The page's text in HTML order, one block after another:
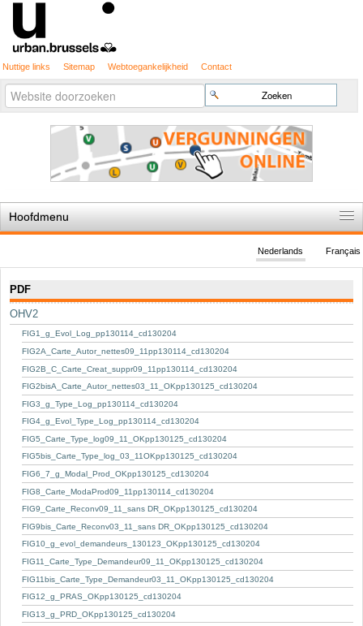
Nuttige links Sitemap Webtoegankelijkheid Contact
Zoek
Geavanceerd
zoeken...
Hoofdmenu
De spelregels
Stedenbouwkundige vergunning
Cartografie
Studies en publicaties
Sleutelwoorden
Stedenbouwkundige inlichtingen
Français
Nederlands
PDF
OHV2
FIG1_g_Evol_Log_pp130114_cd130204
FIG2A_Carte_Autor_nettes09_11pp130114_cd130204
FIG2B_C_Carte_Creat_suppr09_11pp130114_cd130204
FIG2bisA_Carte_Autor_nettes03_11_OKpp130125_cd130204
FIG3_g_Type_Log_pp130114_cd130204
FIG4_g_Evol_Type_Log_pp130114_cd130204
FIG5_Carte_Type_log09_11_OKpp130125_cd130204
FIG5bis_Carte_Type_log_03_11OKpp130125_cd130204
FIG6_7_g_Modal_Prod_OKpp130125_cd130204
FIG8_Carte_ModaProd09_11pp130114_cd130204
FIG9_Carte_Reconv09_11_sans DR_OKpp130125_cd130204
FIG9bis_Carte_Reconv03_11_sans DR_OKpp130125_cd130204
FIG10_g_evol_demandeurs_130123_OKpp130125_cd130204
FIG11_Carte_Type_Demandeur09_11_OKpp130125_cd130204
FIG11bis_Carte_Type_Demandeur03_11_OKpp130125_cd130204
FIG12_g_PRAS_OKpp130125_cd130204
FIG13_g_PRD_OKpp130125_cd130204